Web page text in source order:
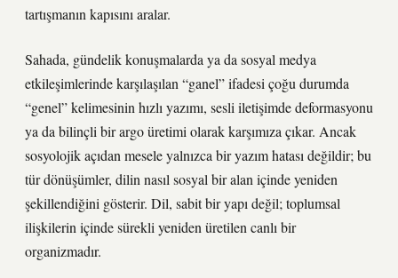
tartışmanın kapısını aralar.
Sahada, gündelik konuşmalarda ya da sosyal medya
etkileşimlerinde karşılaşılan “ganel” ifadesi çoğu durumda
“genel” kelimesinin hızlı yazımı, sesli iletişimde deformasyonu
ya da bilinçli bir argo üretimi olarak karşımıza çıkar. Ancak
sosyolojik açıdan mesele yalnızca bir yazım hatası değildir; bu
tür dönüşümler, dilin nasıl sosyal bir alan içinde yeniden
şekillendiğini gösterir. Dil, sabit bir yapı değil; toplumsal
ilişkilerin içinde sürekli yeniden üretilen canlı bir
organizmadır.